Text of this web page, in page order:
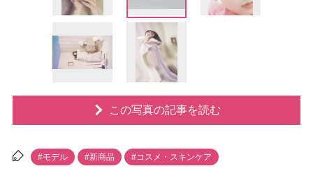
この写真の記事を読む
#モデル #新商品 #コスメ・スキンケア